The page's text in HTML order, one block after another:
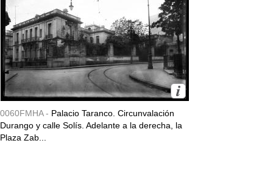
0060FMHA - Palacio Taranco. Circunvalación
Durango y calle Solís. Adelante a la derecha, la
Plaza Zab...